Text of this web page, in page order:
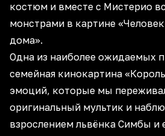
костюм и вместе с Мистерио
монстрами в картине
дома».
Одна из наиболее ожидаемых
семейная кинокартина
эмоций, которые мы
оригинальный мультик и
взрослением львёнка Симбы и